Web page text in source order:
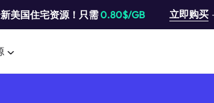
美国住宅资源！只需0.80$/GB 立即购买